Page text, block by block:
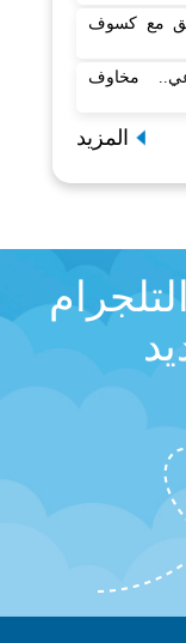
مع كسوف
مخاوف
المزيد